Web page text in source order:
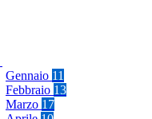
Gennaio 11
Febbraio 13
Marzo 17